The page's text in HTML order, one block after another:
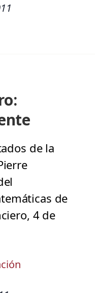
de la
de
4 de